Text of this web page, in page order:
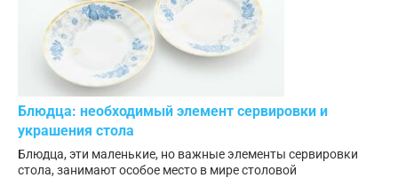
Блюдца: необходимый элемент сервировки и
украшения стола
Блюдца, эти маленькие, но важные элементы сервировки
стола, занимают особое место в мире столовой